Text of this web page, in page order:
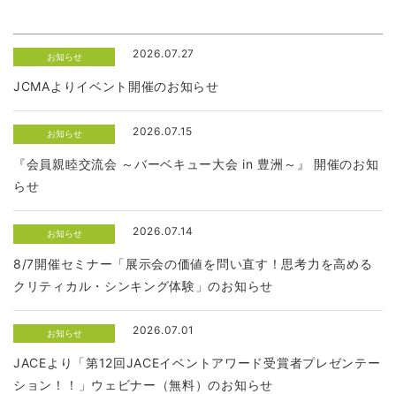
お知らせ 2026.07.27
JCMAよりイベント開催のお知らせ
お知らせ 2026.07.15
『会員親睦交流会 ～バーベキュー大会 in 豊洲～』 開催のお知
らせ
お知らせ 2026.07.14
8/7開催セミナー「展示会の価値を問い直す！思考力を高める
クリティカル・シンキング体験」のお知らせ
お知らせ 2026.07.01
JACEより「第12回JACEイベントアワード受賞者プレゼンテー
ション！！」ウェビナー（無料）のお知らせ